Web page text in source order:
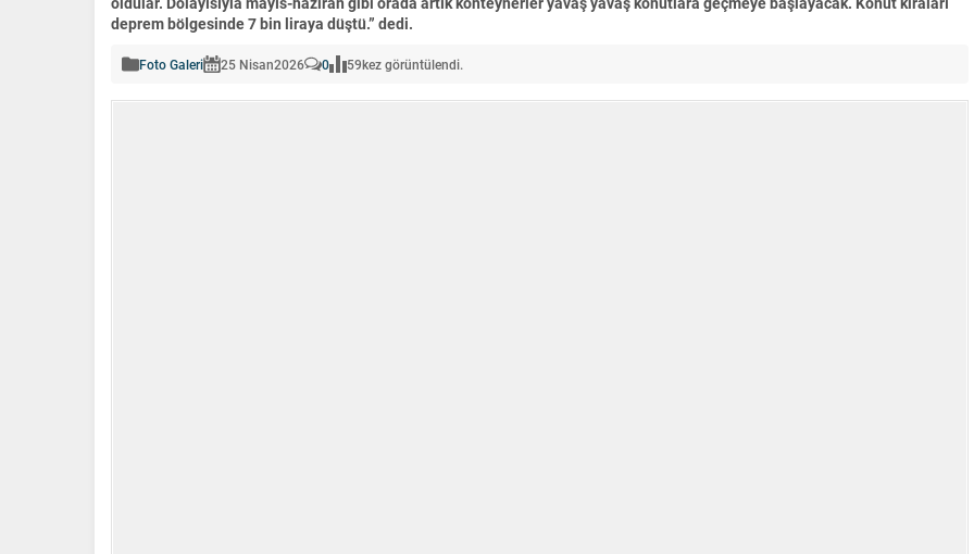
deprem bölgesinde 7 bin liraya düştü.” dedi.
Foto Galeri 25 Nisan2026 0 59kez görüntülendi.